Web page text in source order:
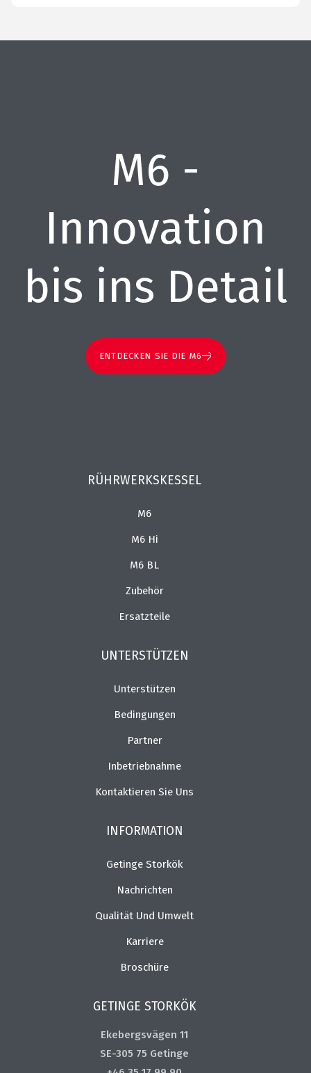
M6 -
Innovation
bis ins Detail
ENTDECKEN SIE DIE M6
RÜHRWERKSKESSEL
M6
M6 Hi
M6 BL
Zubehör
Ersatzteile
UNTERSTÜTZEN
Unterstützen
Bedingungen
Partner
Inbetriebnahme
Kontaktieren Sie Uns
INFORMATION
Getinge Storkök
Nachrichten
Qualität Und Umwelt
Karriere
Broschüre
GETINGE STORKÖK
Ekebergsvägen 11
SE-305 75 Getinge